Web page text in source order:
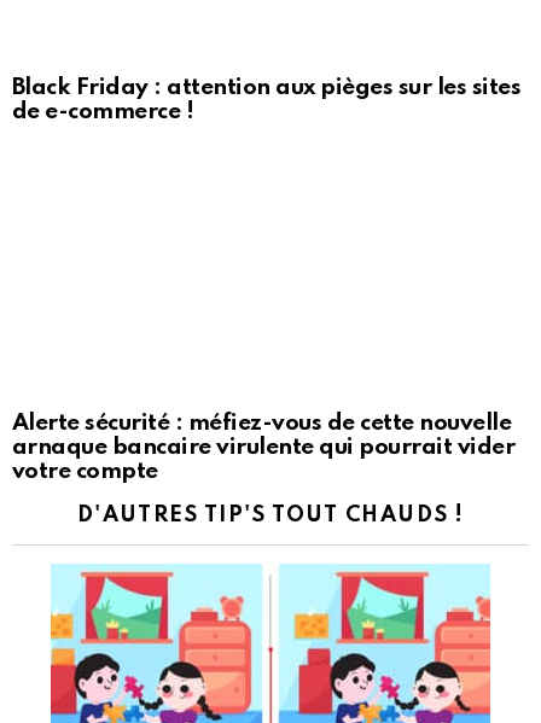
Black Friday : attention aux pièges sur les sites
de e-commerce !
Alerte sécurité : méfiez-vous de cette nouvelle
arnaque bancaire virulente qui pourrait vider
votre compte
D'AUTRES TIP'S TOUT CHAUDS !